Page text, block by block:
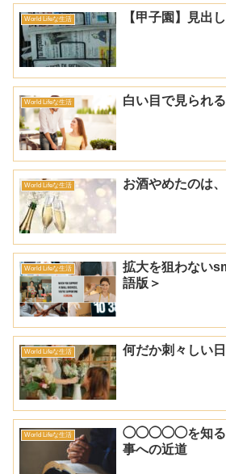
World Lifeな生活 【甲子園】見出
World Lifeな生活 白い目で見られ
World Lifeな生活 お酒やめたのは
World Lifeな生活
拡大を狙わない
語版＞
World Lifeな生活 何だか刺々しい
World Lifeな生活
◯◯◯◯◯を知る
事への近道